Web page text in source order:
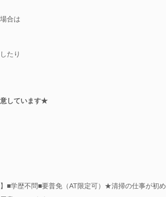
合は
たり
しています★
■学歴不問■要普免（AT限定可）★清掃の仕事が初め